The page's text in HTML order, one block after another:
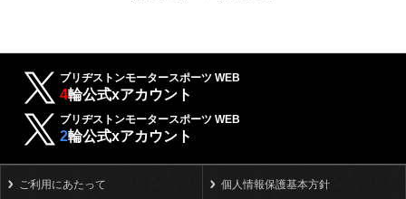
ブリヂストンモータースポーツ WEB
4輪公式xアカウント
ブリヂストンモータースポーツ WEB
2輪公式xアカウント
ご利用にあたって 個人情報保護基本方針